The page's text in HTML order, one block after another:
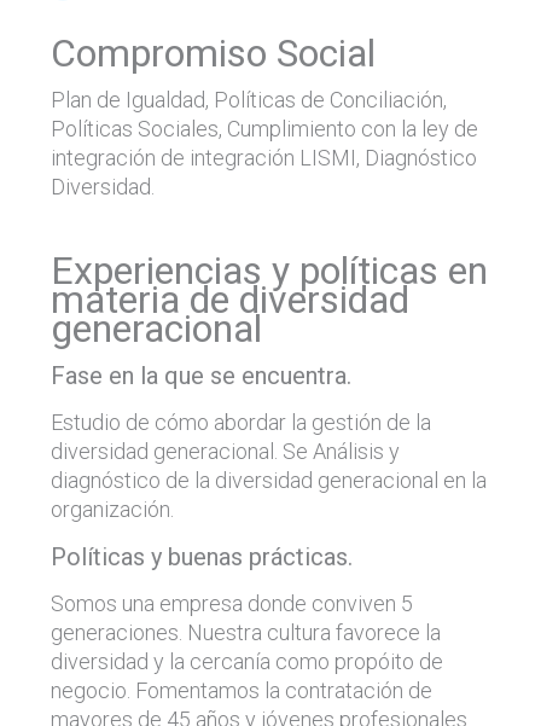
Compromiso Social
Plan de Igualdad, Políticas de Conciliación,
Políticas Sociales, Cumplimiento con la ley de
integración de integración LISMI, Diagnóstico
Diversidad.
Experiencias y políticas en
materia de diversidad
generacional
Fase en la que se encuentra.
Estudio de cómo abordar la gestión de la
diversidad generacional. Se Análisis y
diagnóstico de la diversidad generacional en la
organización.
Políticas y buenas prácticas.
Somos una empresa donde conviven 5
generaciones. Nuestra cultura favorece la
diversidad y la cercanía como propóito de
negocio. Fomentamos la contratación de
mayores de 45 años y jóvenes profesionales